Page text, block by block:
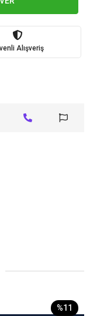
Alışveriş
%11